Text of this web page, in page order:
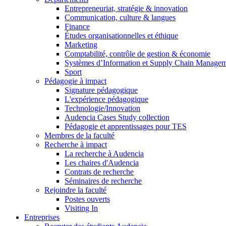
Entrepreneuriat, stratégie & innovation
Communication, culture & langues
Finance
Études organisationnelles et éthique
Marketing
Comptabilité, contrôle de gestion & économie
Systèmes d’Information et Supply Chain
Sport
Pédagogie à impact
Signature pédagogique
L'expérience pédagogique
Technologie/Innovation
Audencia Cases Study collection
Pédagogie et apprentissages pour TES
Membres de la faculté
Recherche à impact
La recherche à Audencia
Les chaires d'Audencia
Contrats de recherche
Séminaires de recherche
Rejoindre la faculté
Postes ouverts
Visiting In
Entreprises